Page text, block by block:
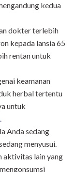
kedua
dokter terlebih
kepada lansia 65
rentan untuk
keamanan
herbal tertentu
untuk
.
Anda sedang
menyusui.
aktivitas lain yang